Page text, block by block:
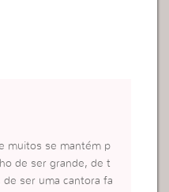
muitos se mantém p
de ser grande, de t
ser uma cantora fa